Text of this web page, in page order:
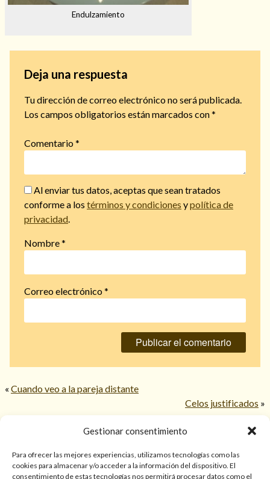
Gestionar consentimiento
Para ofrecer las mejores experiencias, utilizamos tecnologías como las
cookies para almacenar y/o acceder a la información del dispositivo. El
consentimiento de estas tecnologías nos permitirá procesar datos como el
Endulzamiento
Deja una respuesta
Tu dirección de correo electrónico no será publicada.
Los campos obligatorios están marcados con*
Comentario*
Al enviar tus datos, aceptas que sean tratados
conforme a los términos y condiciones ypolítica de
privacidad.
Nombre*
Correo electrónico*
« Cuando veo a la pareja distante
Celos justificados »